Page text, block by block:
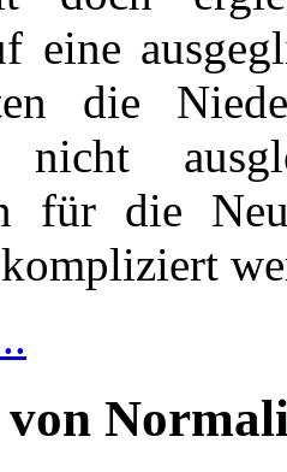
eine
die
nicht
für die